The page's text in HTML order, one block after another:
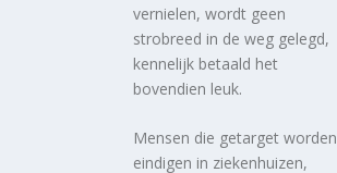
vernielen, wordt geen
strobreed in de weg gelegd,
kennelijk betaald het
bovendien leuk.
Mensen die getarget worden
eindigen in ziekenhuizen,